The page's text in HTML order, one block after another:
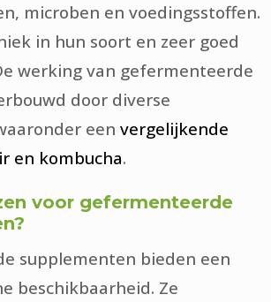
microben en voedingsstoffen.
in hun soort en zeer goed
werking van gefermenteerde
door diverse
een vergelijkende
en kombucha.
voor gefermenteerde
supplementen bieden een
beschikbaarheid. Ze